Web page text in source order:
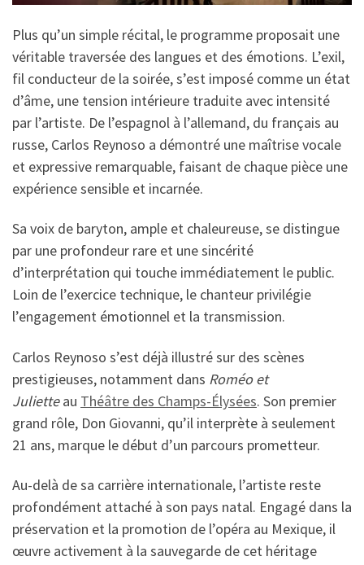
Plus qu’un simple récital, le programme proposait une
véritable traversée des langues et des émotions. L’exil,
fil conducteur de la soirée, s’est imposé comme un état
d’âme, une tension intérieure traduite avec intensité
par l’artiste. De l’espagnol à l’allemand, du français au
russe, Carlos Reynoso a démontré une maîtrise vocale
et expressive remarquable, faisant de chaque pièce une
expérience sensible et incarnée.
Sa voix de baryton, ample et chaleureuse, se distingue
par une profondeur rare et une sincérité
d’interprétation qui touche immédiatement le public.
Loin de l’exercice technique, le chanteur privilégie
l’engagement émotionnel et la transmission.
Carlos Reynoso s’est déjà illustré sur des scènes
prestigieuses, notamment dans Roméo et
Julietteau Théâtre des Champs-Élysées. Son premier
grand rôle, Don Giovanni, qu’il interprète à seulement
21 ans, marque le début d’un parcours prometteur.
Au-delà de sa carrière internationale, l’artiste reste
profondément attaché à son pays natal. Engagé dans la
préservation et la promotion de l’opéra au Mexique, il
œuvre activement à la sauvegarde de cet héritage